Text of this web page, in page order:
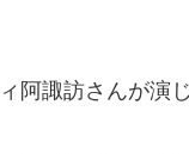
阿諏訪さんが演